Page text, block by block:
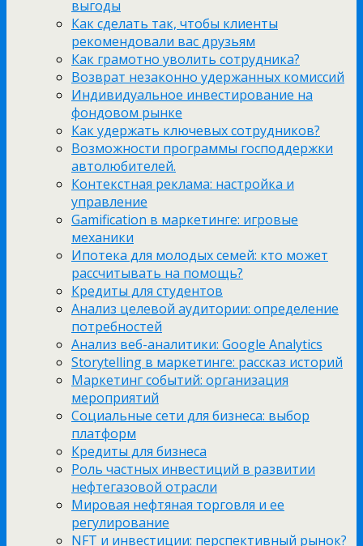
выгоды
Как сделать так, чтобы клиенты
рекомендовали вас друзьям
Как грамотно уволить сотрудника?
Возврат незаконно удержанных комиссий
Индивидуальное инвестирование на
фондовом рынке
Как удержать ключевых сотрудников?
Возможности программы господдержки
автолюбителей.
Контекстная реклама: настройка и
управление
Gamification в маркетинге: игровые
механики
Ипотека для молодых семей: кто может
рассчитывать на помощь?
Кредиты для студентов
Анализ целевой аудитории: определение
потребностей
Анализ веб-аналитики: Google Analytics
Storytelling в маркетинге: рассказ историй
Маркетинг событий: организация
мероприятий
Социальные сети для бизнеса: выбор
платформ
Кредиты для бизнеса
Роль частных инвестиций в развитии
нефтегазовой отрасли
Мировая нефтяная торговля и ее
регулирование
NFT и инвестиции: перспективный рынок?